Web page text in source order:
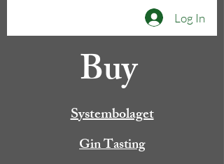
Log In
Buy
Systembolaget
Gin Tasting